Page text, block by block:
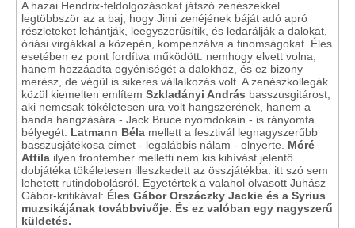
A hazai Hendrix-feldolgozásokat játszó zenészekkel
legtöbbször az a baj, hogy Jimi zenéjének báját adó apró
részleteket lehántják, leegyszerűsítik, és ledarálják a dalokat,
óriási virgákkal a közepén, kompenzálva a finomságokat. Éles
esetében ez pont fordítva működött: nemhogy elvett volna,
hanem hozzáadta egyéniségét a dalokhoz, és ez bizony
merész, de végül is sikeres vállalkozás volt. A zenészkollegák
közül kiemelten említem Szkladányi András basszusgitárost,
aki nemcsak tökéletesen ura volt hangszerének, hanem a
banda hangzására - Jack Bruce nyomdokain - is rányomta
bélyegét. Latmann Béla mellett a fesztivál legnagyszerűbb
basszusjátékosa címet - legalábbis nálam - elnyerte. Móré
Attila ilyen frontember melletti nem kis kihívást jelentő
dobjátéka tökéletesen illeszkedett az összjátékba: itt szó sem
lehetett rutindobolásról. Egyetértek a valahol olvasott Juhász
Gábor-kritikával: Éles Gábor Orszáczky Jackie és a Syrius
muzsikájának továbbvivője. És ez valóban egy nagyszerű
küldetés.